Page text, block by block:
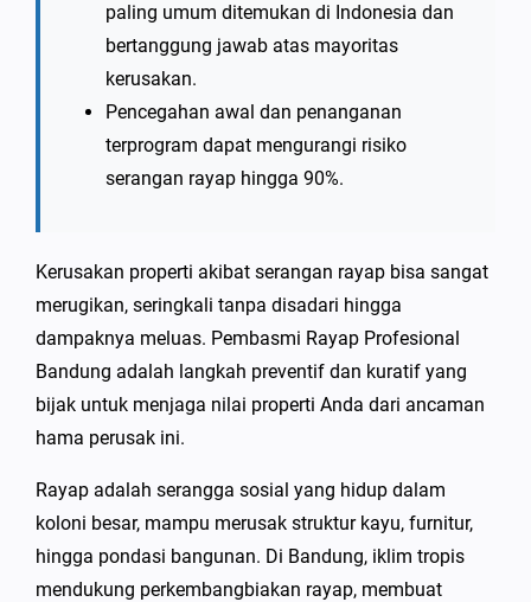
paling umum ditemukan di Indonesia dan
bertanggung jawab atas mayoritas
kerusakan.
Pencegahan awal dan penanganan
terprogram dapat mengurangi risiko
serangan rayap hingga 90%.
Kerusakan properti akibat serangan rayap bisa sangat
merugikan, seringkali tanpa disadari hingga
dampaknya meluas. Pembasmi Rayap Profesional
Bandung adalah langkah preventif dan kuratif yang
bijak untuk menjaga nilai properti Anda dari ancaman
hama perusak ini.
Rayap adalah serangga sosial yang hidup dalam
koloni besar, mampu merusak struktur kayu, furnitur,
hingga pondasi bangunan. Di Bandung, iklim tropis
mendukung perkembangbiakan rayap, membuat